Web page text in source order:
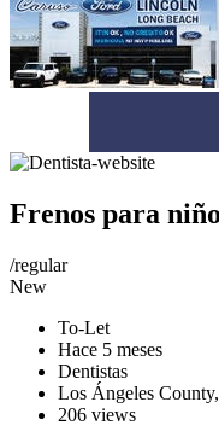
Frenos para
/regular
New
To-Let
Hace 5 meses
Dentistas
Los Ángeles County,
206 views